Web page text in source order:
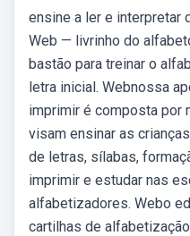
ensine a ler e interpretar
Web — livrinho do
bastão para treinar o
letra inicial. Webnossa
imprimir é composta por
visam ensinar as
de letras, sílabas,
imprimir e estudar nas
alfabetizadores. Webo
cartilhas de